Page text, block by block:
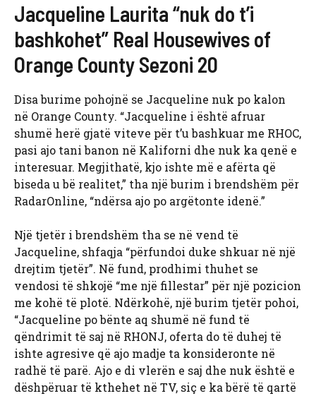
Jacqueline Laurita “nuk do t’i
bashkohet” Real Housewives of
Orange County Sezoni 20
Disa burime pohojnë se Jacqueline nuk po kalon
në Orange County. “Jacqueline i është afruar
shumë herë gjatë viteve për t’u bashkuar me RHOC,
pasi ajo tani banon në Kaliforni dhe nuk ka qenë e
interesuar. Megjithatë, kjo ishte më e afërta që
biseda u bë realitet,” tha një burim i brendshëm për
RadarOnline, “ndërsa ajo po argëtonte idenë.”
Një tjetër i brendshëm tha se në vend të
Jacqueline, shfaqja “përfundoi duke shkuar në një
drejtim tjetër”. Në fund, prodhimi thuhet se
vendosi të shkojë “me një fillestar” për një pozicion
me kohë të plotë. Ndërkohë, një burim tjetër pohoi,
“Jacqueline po bënte aq shumë në fund të
qëndrimit të saj në RHONJ, oferta do të duhej të
ishte agresive që ajo madje ta konsideronte në
radhë të parë. Ajo e di vlerën e saj dhe nuk është e
dëshpëruar të kthehet në TV, siç e ka bërë të qartë